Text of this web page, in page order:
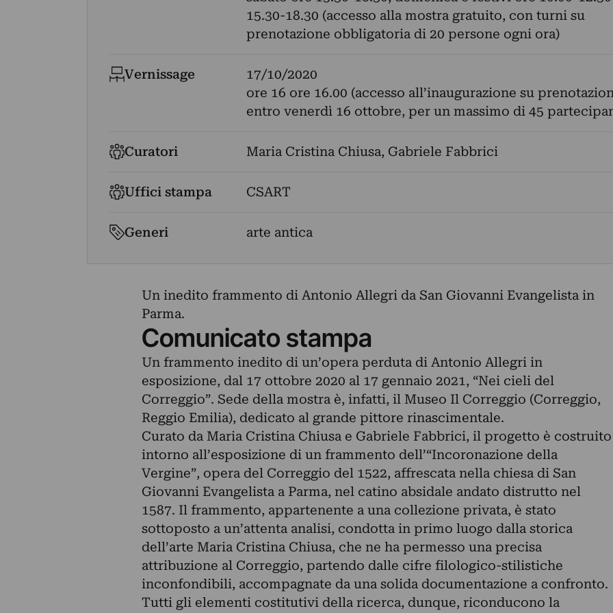
15.30-18.30 (accesso alla mostra gratuito, con turni su
prenotazione obbligatoria di 20 persone ogni ora)
Vernissage
17/10/2020
ore 16 ore 16.00 (accesso all’inaugurazione su
entro venerdì 16 ottobre, per un massimo di 45
Curatori Maria Cristina Chiusa, Gabriele Fabbrici
Uffici stampa CSART
Generi arte antica
Un inedito frammento di Antonio Allegri da San Giovanni Evangelista in
Parma.
Comunicato stampa
Un frammento inedito di un’opera perduta di Antonio Allegri in
esposizione, dal 17 ottobre 2020 al 17 gennaio 2021, “Nei cieli del
Correggio”. Sede della mostra è, infatti, il Museo Il Correggio (Correggio,
Reggio Emilia), dedicato al grande pittore rinascimentale.
Curato da Maria Cristina Chiusa e Gabriele Fabbrici, il progetto è costruito
intorno all’esposizione di un frammento dell’“Incoronazione della
Vergine”, opera del Correggio del 1522, affrescata nella chiesa di San
Giovanni Evangelista a Parma, nel catino absidale andato distrutto nel
1587. Il frammento, appartenente a una collezione privata, è stato
sottoposto a un’attenta analisi, condotta in primo luogo dalla storica
dell’arte Maria Cristina Chiusa, che ne ha permesso una precisa
attribuzione al Correggio, partendo dalle cifre filologico-stilistiche
inconfondibili, accompagnate da una solida documentazione a confronto.
Tutti gli elementi costitutivi della ricerca, dunque, riconducono la